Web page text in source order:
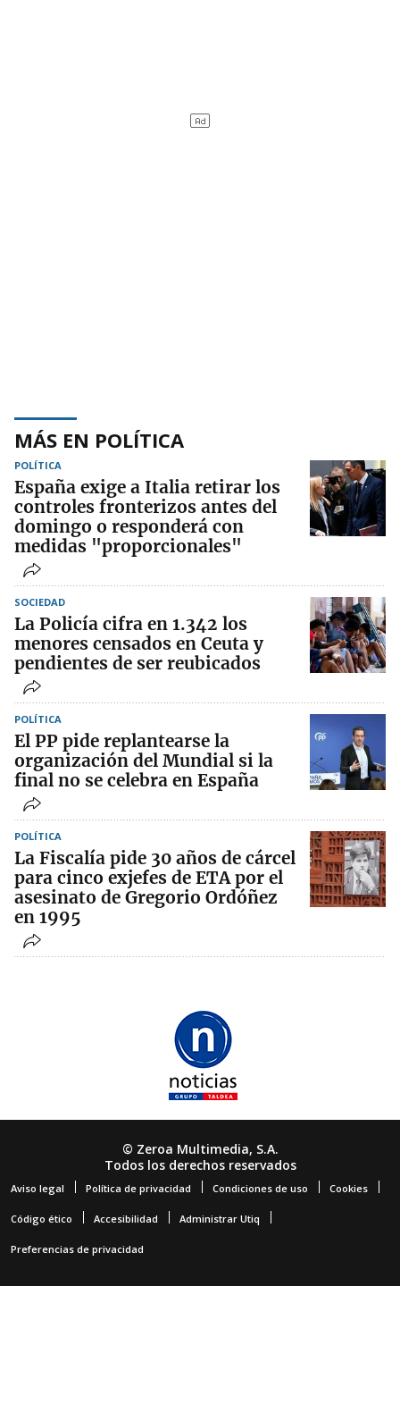
MÁS EN POLÍTICA
POLÍTICA
España exige a Italia retirar los
controles fronterizos antes del
domingo o responderá con
medidas "proporcionales"
SOCIEDAD
La Policía cifra en 1.342 los
menores censados en Ceuta y
pendientes de ser reubicados
POLÍTICA
El PP pide replantearse la
organización del Mundial si la
final no se celebra en España
POLÍTICA
La Fiscalía pide 30 años de cárcel
para cinco exjefes de ETA por el
asesinato de Gregorio Ordóñez
en 1995
© Zeroa Multimedia, S.A.
Todos los derechos reservados
Aviso legal Política de privacidad Condiciones de uso Cookies
Código ético Accesibilidad Administrar Utiq
Preferencias de privacidad